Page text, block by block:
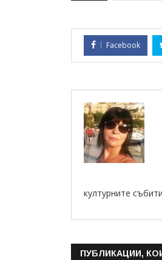
Facebook
културните
ПУБЛИКАЦИИ,